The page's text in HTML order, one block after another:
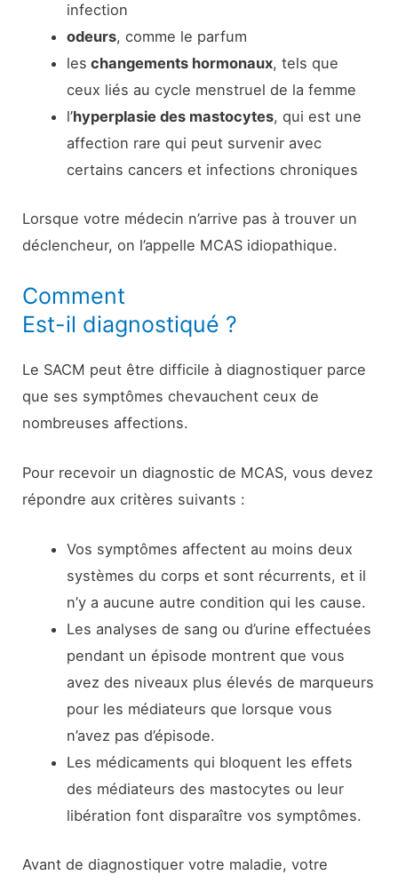
infection
odeurs, comme le parfum
les changements hormonaux, tels que
ceux liés au cycle menstruel de la femme
l’hyperplasie des mastocytes, qui est une
affection rare qui peut survenir avec
certains cancers et infections chroniques
Lorsque votre médecin n’arrive pas à trouver un
déclencheur, on l’appelle MCAS idiopathique.
Comment
Est-il diagnostiqué ?
Le SACM peut être difficile à diagnostiquer parce
que ses symptômes chevauchent ceux de
nombreuses affections.
Pour recevoir un diagnostic de MCAS, vous devez
répondre aux critères suivants :
Vos symptômes affectent au moins deux
systèmes du corps et sont récurrents, et il
n’y a aucune autre condition qui les cause.
Les analyses de sang ou d’urine effectuées
pendant un épisode montrent que vous
avez des niveaux plus élevés de marqueurs
pour les médiateurs que lorsque vous
n’avez pas d’épisode.
Les médicaments qui bloquent les effets
des médiateurs des mastocytes ou leur
libération font disparaître vos symptômes.
Avant de diagnostiquer votre maladie, votre